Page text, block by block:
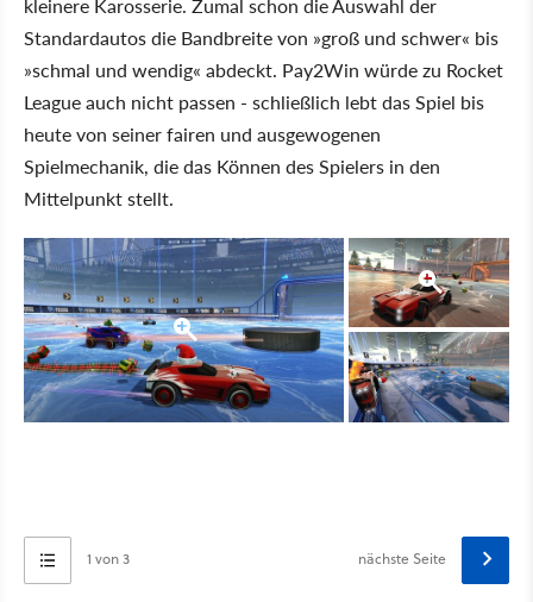
Standardautos die Bandbreite von »groß und schwer« bis
»schmal und wendig« abdeckt. Pay2Win würde zu Rocket
League auch nicht passen - schließlich lebt das Spiel bis
heute von seiner fairen und ausgewogenen
Spielmechanik, die das Können des Spielers in den
Mittelpunkt stellt.
1 von 3 nächste Seite